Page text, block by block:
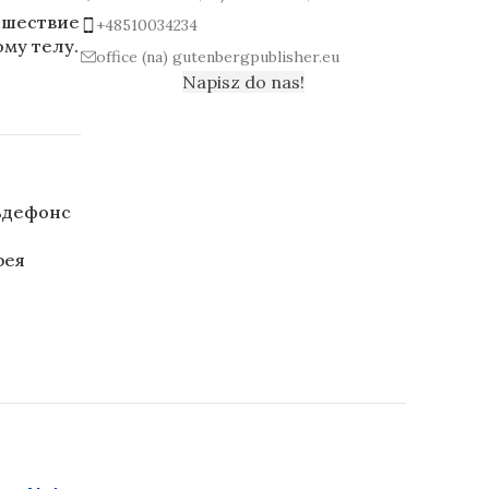
телу.
+48510034234
office (na) gutenbergpublisher.eu
Napisz do nas!